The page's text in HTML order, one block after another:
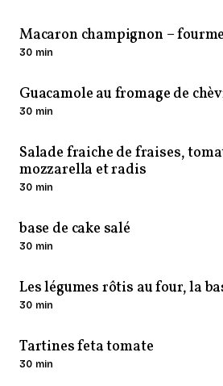
Macaron champignon –
30 min
Guacamole au fromage de
30 min
Salade fraiche de fraises,
mozzarella et radis
30 min
base de cake salé
30 min
Les légumes rôtis au four, la
30 min
Tartines feta tomate
30 min